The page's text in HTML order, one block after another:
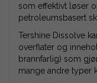
som effektivt løser
petroleumsbasert
Tershine Dissolve
overflater og
brannfarlig) som
mange andre typer